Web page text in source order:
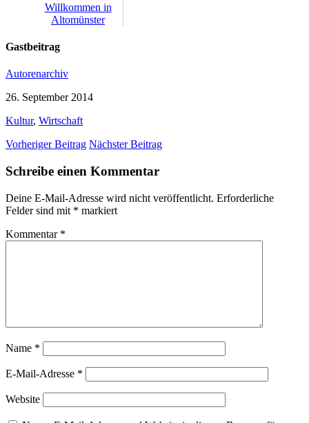
Willkommen in
Altomünster
Gastbeitrag
Autorenarchiv
26. September 2014
Kultur, Wirtschaft
Vorheriger Beitrag Nächster Beitrag
Schreibe einen Kommentar
Deine E-Mail-Adresse wird nicht veröffentlicht. Erforderliche
Felder sind mit * markiert
Kommentar *
Name *
E-Mail-Adresse *
Website